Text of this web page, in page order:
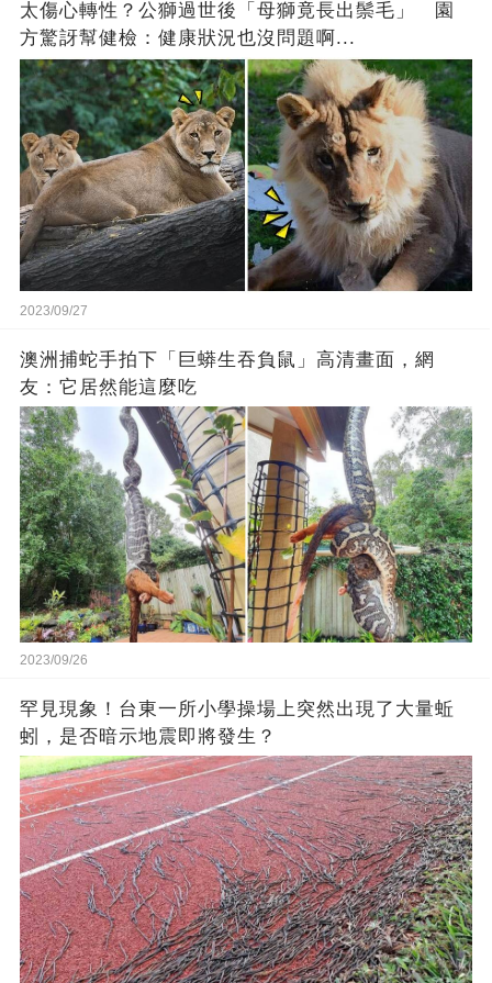
太傷心轉性？公獅過世後「母獅竟長出鬃毛」 園
方驚訝幫健檢：健康狀況也沒問題啊...
2023/09/27
澳洲捕蛇手拍下「巨蟒生吞負鼠」高清畫面，網
友：它居然能這麼吃
2023/09/26
罕見現象！台東一所小學操場上突然出現了大量蚯
蚓，是否暗示地震即將發生？